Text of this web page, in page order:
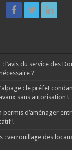
du service des
?
: le préfet
sans autorisation !
permis d’aménager
!
: verrouillage des